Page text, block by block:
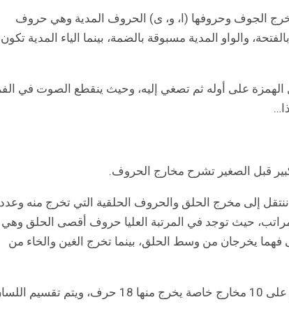
الجوف وحروفها (ا، و، ى) الحروف المدية وهي حروف
والواو المدية مسبوقة بالضمة، بينما الياء المدية تكون
على أوله ثم تصغي إليه، وحيث ينقطع الصوت في
قبل الصغير تشرح مخارج الحروف.
إلى مخرج الحلق والحروف الحلقية التي تخرج منه
مراتب، حيث توجد في المرتبة العليا حروف أقصى الحلق وهي
فهما يخرجان من وسط الحلق، بينما تخرج الغين والخاء من
يأتي مخرج اللسان بعد مخرج الحلق مباشرة وهو يحتوي على 10 مخارج خاصة يخرج منها 18 حرف، ويتم